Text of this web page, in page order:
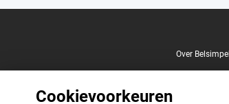
Over Belsimpel
Cookievoorkeuren